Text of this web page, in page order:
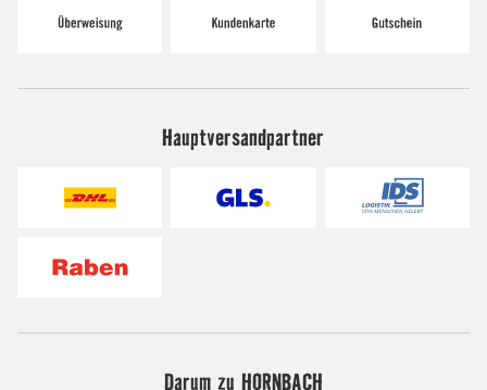
Hauptversandpartner
Darum zu HORNBACH